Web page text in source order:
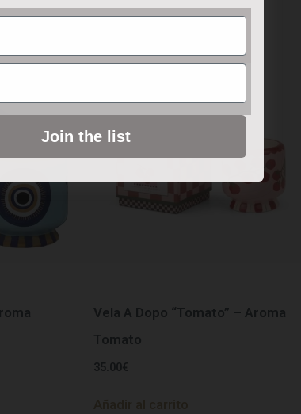
Vela A Dopo “Tomato” – Aroma
Tomato
35.00€
Join the list